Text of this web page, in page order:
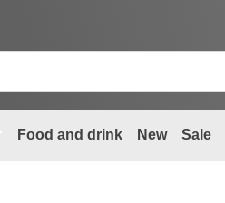
Food and drink New Sale